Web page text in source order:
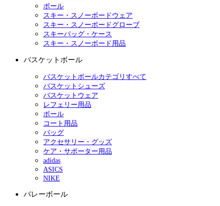
ポール
スキー・スノーボードウェア
スキー・スノーボードグローブ
スキーバッグ・ケース
スキー・スノーボード用品
バスケットボール
バスケットボールカテゴリすべて
バスケットシューズ
バスケットウェア
レフェリー用品
ボール
コート用品
バッグ
アクセサリー・グッズ
ケア・サポーター用品
adidas
ASICS
NIKE
バレーボール